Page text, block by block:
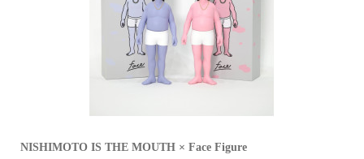
NISHIMOTO IS THE MOUTH × Face Figure